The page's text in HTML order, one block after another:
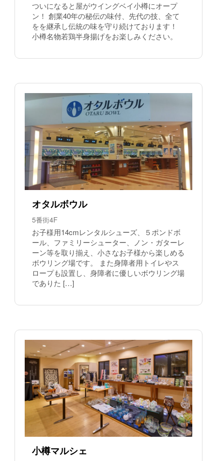
ついになると屋がウイングベイ小樽にオープ
ン！ 創業40年の秘伝の味付、先代の技、全て
をを継承し伝統の味を守り続けております！
小樽名物若鶏半身揚げをお楽しみください。
オタルボウル
5番街4F
お子様用14cmレンタルシューズ、５ポンドボ
ール、ファミリーシューター、ノン・ガターレ
ーン等を取り揃え、小さなお子様から楽しめる
ボウリング場です。 また身障者用トイレやス
ロープも設置し、身障者に優しいボウリング場
でありた […]
小樽マルシェ